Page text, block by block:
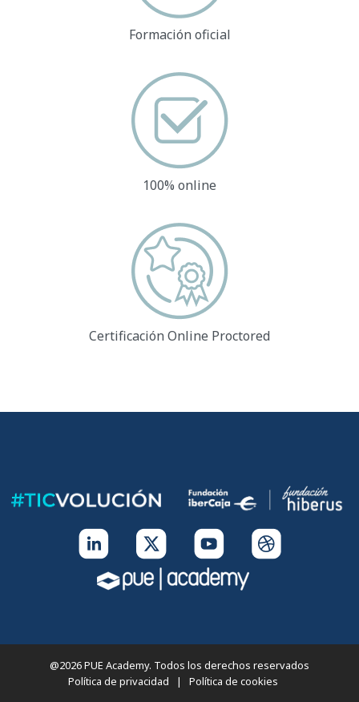
Formación oficial
100% online
Certificación Online Proctored
@2026 PUE Academy. Todos los derechos reservados
Política de privacidad
| Política de cookies